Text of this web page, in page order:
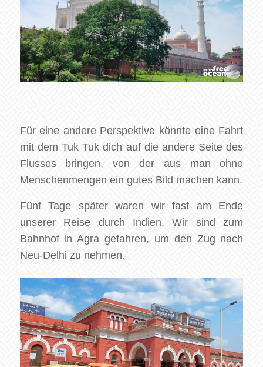
Für eine andere Perspektive könnte eine Fahrt
mit dem Tuk Tuk dich auf die andere Seite des
Flusses bringen, von der aus man ohne
Menschenmengen ein gutes Bild machen kann.
Fünf Tage später waren wir fast am Ende
unserer Reise durch Indien. Wir sind zum
Bahnhof in Agra gefahren, um den Zug nach
Neu-Delhi zu nehmen.